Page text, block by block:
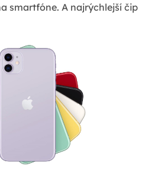
smartfóne. A najrýchlejší čip